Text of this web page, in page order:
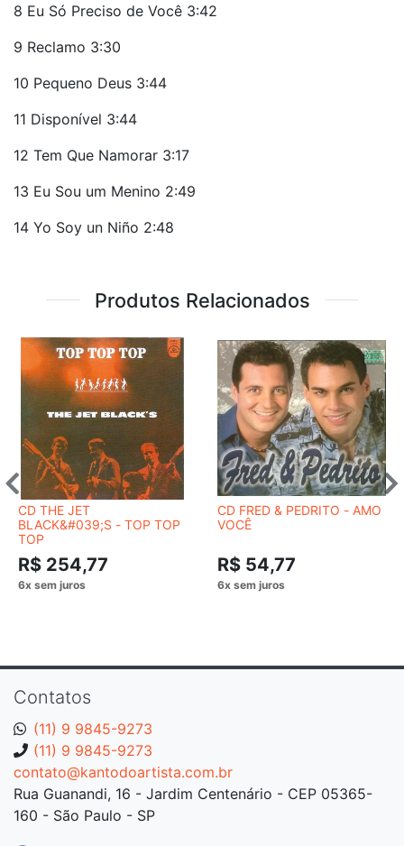
8 Eu Só Preciso de Você 3:42
9 Reclamo 3:30
10 Pequeno Deus 3:44
11 Disponível 3:44
12 Tem Que Namorar 3:17
13 Eu Sou um Menino 2:49
14 Yo Soy un Niño 2:48
Produtos Relacionados
CD THE JET
BLACK&#039;S ‎- TOP TOP
TOP
R$ 254,77
CD FRED & PEDRITO - AMO
VOCÊ
R$ 54,77
Contatos
(11) 9 9845-9273
(11) 9 9845-9273
contato@kantodoartista.com.br
Rua Guanandi, 16 - Jardim Centenário - CEP 05365-
160 - São Paulo - SP